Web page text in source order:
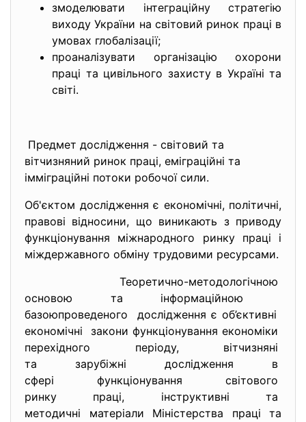
змоделювати інтеграційну стратегію
виходу України на світовий ринок праці в
умовах глобалізації;
проаналізувати організацію охорони
праці та цивільного захисту в Україні та
світі.
Предмет дослідження - світовий та
вітчизняний ринок праці, еміграційні та
імміграційні потоки робочої сили.
Об'єктом дослідження є економічні, політичні,
правові відносини, що виникають з приводу
функціонування міжнародного ринку праці і
міждержавного обміну трудовими ресурсами.
Теоретично-методологічною
основою та інформаційною
базоюпроведеного дослідження є об’єктивні
економічні закони функціонування економіки
перехідного періоду, вітчизняні
та зарубіжні дослідження в
сфері функціонування світового
ринку праці, інструктивні та
методичні матеріали Міністерства праці та